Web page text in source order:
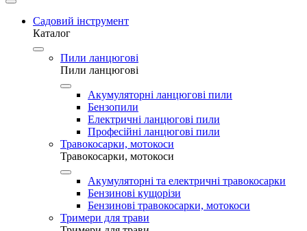
Садовий інструмент
Каталог
Пили ланцюгові
Пили ланцюгові
Акумуляторні ланцюгові пили
Бензопили
Електричні ланцюгові пили
Професійні ланцюгові пили
Травокосарки, мотокоси
Травокосарки, мотокоси
Акумуляторні та електричні травокосарки
Бензинові кущорізи
Бензинові травокосарки, мотокоси
Тримери для трави